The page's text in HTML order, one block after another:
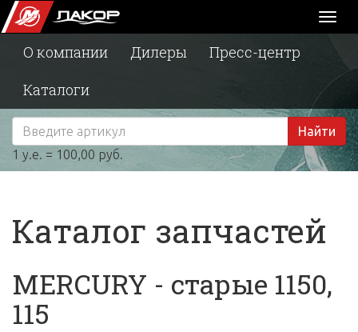
О компании Дилеры
Пресс-центр
Каталоги
Найти
1 у.е. = 100,00 руб.
Каталог запчастей
MERCURY - старые 1150,
115